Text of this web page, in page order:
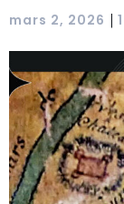
mars 2, 2026 |